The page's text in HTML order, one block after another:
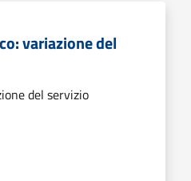
variazione del
del servizio